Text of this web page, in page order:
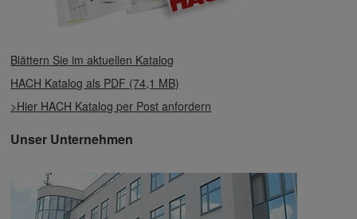
Blättern Sie im aktuellen Katalog
HACH Katalog als PDF (74,1 MB)
>Hier HACH Katalog per Post anfordern
Unser Unternehmen